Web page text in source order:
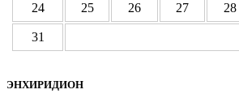
24 25 26 27 28
31
ЭНХИРИДИОН